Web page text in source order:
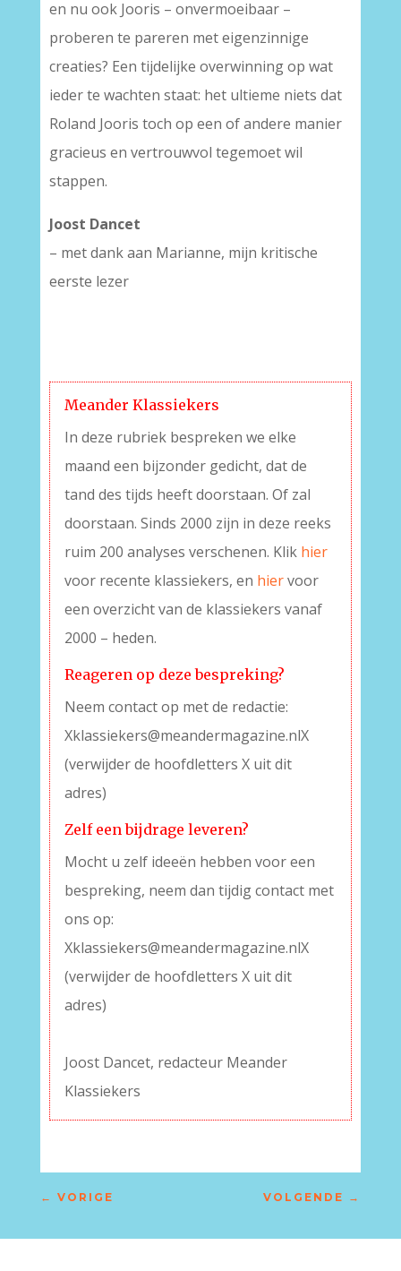
en nu ook Jooris – onvermoeibaar –
proberen te pareren met eigenzinnige
creaties? Een tijdelijke overwinning op wat
ieder te wachten staat: het ultieme niets dat
Roland Jooris toch op een of andere manier
gracieus en vertrouwvol tegemoet wil
stappen.
Joost Dancet
– met dank aan Marianne, mijn kritische
eerste lezer
Meander Klassiekers
In deze rubriek bespreken we elke
maand een bijzonder gedicht, dat de
tand des tijds heeft doorstaan. Of zal
doorstaan. Sinds 2000 zijn in deze reeks
ruim 200 analyses verschenen. Klik hier
voor recente klassiekers, en hiervoor
een overzicht van de klassiekers vanaf
2000 – heden.
Reageren op deze bespreking?
Neem contact op met de redactie:
Xklassiekers@meandermagazine.nlX
(verwijder de hoofdletters X uit dit
adres)
Zelf een bijdrage leveren?
Mocht u zelf ideeën hebben voor een
bespreking, neem dan tijdig contact met
ons op:
Xklassiekers@meandermagazine.nlX
(verwijder de hoofdletters X uit dit
adres)
Joost Dancet, redacteur Meander
Klassiekers
← VORIGE VOLGENDE →